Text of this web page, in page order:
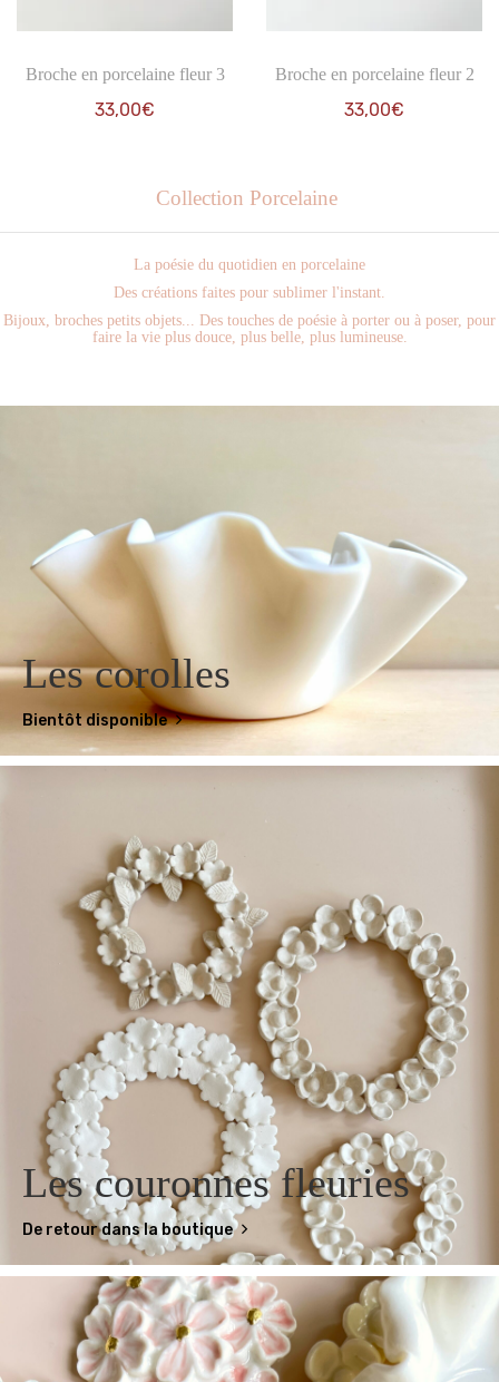
Broche en porcelaine fleur 3
33,00€
Broche en porcelaine fleur 2
33,00€
Collection Porcelaine
La poésie du quotidien en porcelaine
Des créations faites pour sublimer l'instant.
Bijoux, broches petits objets... Des touches de poésie à porter ou à poser, pour
faire la vie plus douce, plus belle, plus lumineuse.
Les corolles
Bientôt disponible
Les couronnes fleuries
De retour dans la boutique